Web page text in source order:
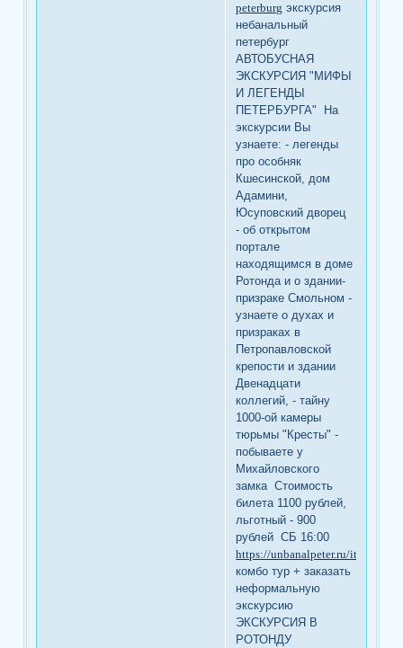
peterburg экскурсия
небанальный
петербург
АВТОБУСНАЯ
ЭКСКУРСИЯ "МИФЫ
И ЛЕГЕНДЫ
ПЕТЕРБУРГА" На
экскурсии Вы
узнаете: - легенды
про особняк
Кшесинской, дом
Адамини,
Юсуповский дворец
- об открытом
портале
находящимся в доме
Ротонда и о здании-
призраке Смольном -
узнаете о духах и
призраках в
Петропавловской
крепости и здании
Двенадцати
коллегий, - тайну
1000-ой камеры
тюрьмы "Кресты" -
побываете у
Михайловского
замка Стоимость
билета 1100 рублей,
льготный - 900
рублей СБ 16:00
https://unbanalpeter.ru/item/
комбо тур + заказать
неформальную
экскурсию
ЭКСКУРСИЯ В
РОТОНДУ